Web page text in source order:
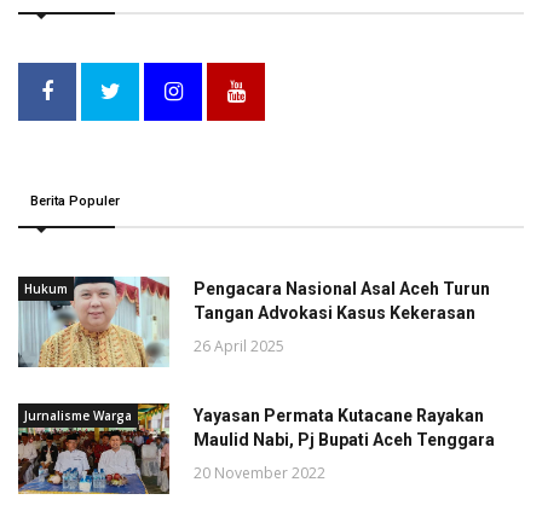
Berita Populer
Hukum
Pengacara Nasional Asal Aceh Turun
Tangan Advokasi Kasus Kekerasan
26 April 2025
Jurnalisme Warga
Yayasan Permata Kutacane Rayakan
Maulid Nabi, Pj Bupati Aceh Tenggara
20 November 2022